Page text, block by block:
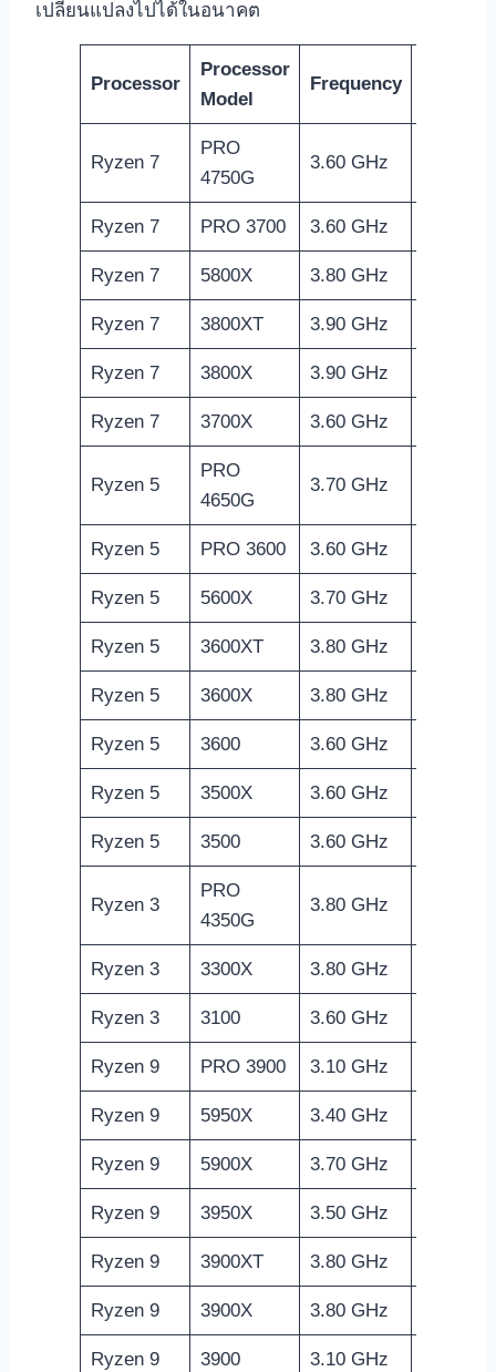
เปลี่ยนแปลงไปได้ในอนาคต
Processor
Processor
Model
Frequency
Ryzen 7
PRO
4750G
3.60 GHz
Ryzen 7 PRO 3700 3.60 GHz
Ryzen 7 5800X 3.80 GHz
Ryzen 7 3800XT 3.90 GHz
Ryzen 7 3800X 3.90 GHz
Ryzen 7 3700X 3.60 GHz
Ryzen 5
PRO
4650G
3.70 GHz
Ryzen 5 PRO 3600 3.60 GHz
Ryzen 5 5600X 3.70 GHz
Ryzen 5 3600XT 3.80 GHz
Ryzen 5 3600X 3.80 GHz
Ryzen 5 3600 3.60 GHz
Ryzen 5 3500X 3.60 GHz
Ryzen 5 3500 3.60 GHz
Ryzen 3
PRO
4350G
3.80 GHz
Ryzen 3 3300X 3.80 GHz
Ryzen 3 3100 3.60 GHz
Ryzen 9 PRO 3900 3.10 GHz
Ryzen 9 5950X 3.40 GHz
Ryzen 9 5900X 3.70 GHz
Ryzen 9 3950X 3.50 GHz
Ryzen 9 3900XT 3.80 GHz
Ryzen 9 3900X 3.80 GHz
Ryzen 9 3900 3.10 GHz